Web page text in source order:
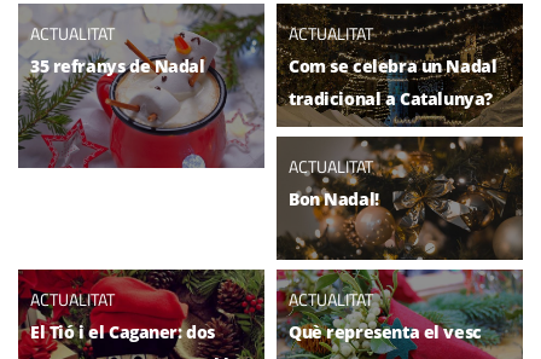
ACTUALITAT
35 refranys de Nadal
ACTUALITAT
Com se celebra un Nadal
tradicional a Catalunya?
ACTUALITAT
Bon Nadal!
ACTUALITAT
El Tió i el Caganer: dos
ACTUALITAT
Què representa el vesc